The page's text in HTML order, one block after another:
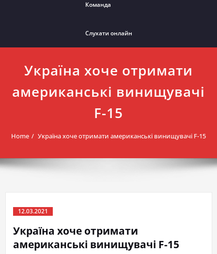
Команда
Слухати онлайн
Україна хоче отримати
американські винищувачі
F-15
Home Україна хоче отримати американські винищувачі F-15
12.03.2021
Україна хоче отримати
американські винищувачі F-15